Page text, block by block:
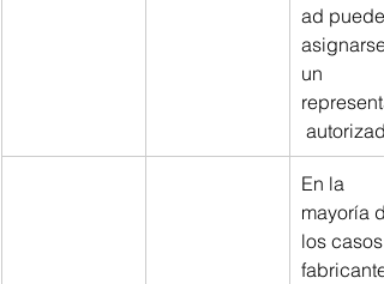
ad puede
asignarse
un
En la
mayoría
los
fabricante